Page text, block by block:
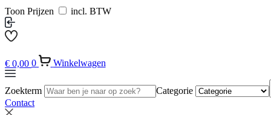
Toon Prijzen incl. BTW
€ 0,00 0 Winkelwagen
Zoekterm
Categorie
Contact